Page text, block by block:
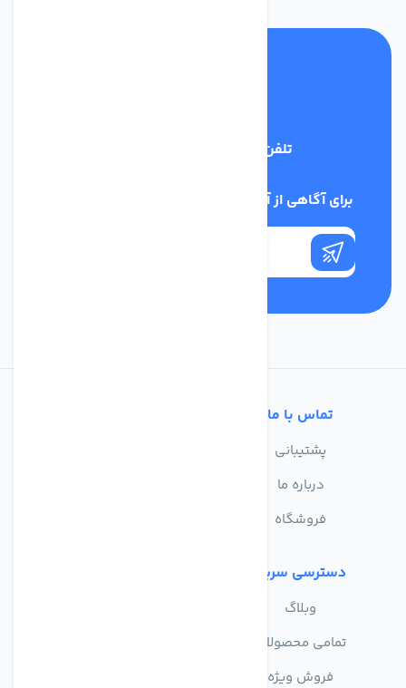
تلفن پشتیبانی
برای آگاهی از آخرین اخبار در خبرنامه ما عضو شوید
تماس با ما
پشتیبانی
درباره ما
فروشگاه
دسترسی سریع
وبلاگ
تمامی محصولات
فروش ویژه